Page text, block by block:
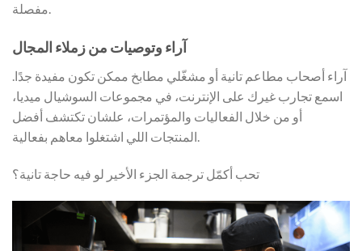
مفصلة.
آراء وتوصيات من زملاء المجال
آراء أصحاب مطاعم تانية أو مشغّلي مطابخ ممكن تكون مفيدة جدًا.
اسمع تجارب غيرك على الإنترنت، في مجموعات السوشيال ميديا،
أو من خلال الفعاليات والمؤتمرات، علشان تكتشف أفضل
المنتجات اللي اشتغلوا معاهم بفعالية.
تحب أكمّل ترجمة الجزء الأخير لو فيه حاجة تانية؟